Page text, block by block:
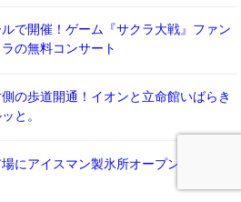
で開催！ゲーム『サクラ大戦』ファン
の無料コンサート
の歩道開通！イオンと立命館いばらき
と。
にアイスマン製氷所オープン、24時間